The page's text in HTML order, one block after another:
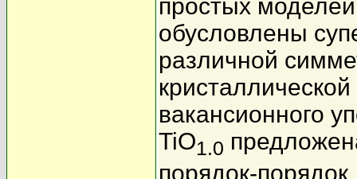
простых
обусловлены
различной
вакансионного
TiO1.0
порядок-